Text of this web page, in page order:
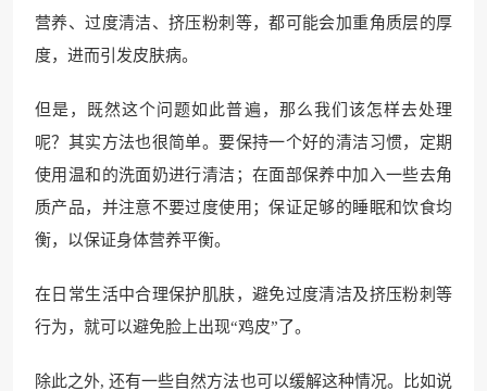
营养、过度清洁、挤压粉刺等，都可能会加重角质层的厚
度，进而引发皮肤病。
但是，既然这个问题如此普遍，那么我们该怎样去处理
呢？其实方法也很简单。要保持一个好的清洁习惯，定期
使用温和的洗面奶进行清洁；在面部保养中加入一些去角
质产品，并注意不要过度使用；保证足够的睡眠和饮食均
衡，以保证身体营养平衡。
在日常生活中合理保护肌肤，避免过度清洁及挤压粉刺等
行为，就可以避免脸上出现“鸡皮”了。
除此之外, 还有一些自然方法也可以缓解这种情况。比如说